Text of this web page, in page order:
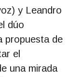
y Leandro
dúo
propuesta de
el
una mirada